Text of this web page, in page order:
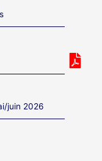
juin 2026